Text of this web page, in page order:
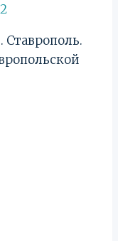
Ставрополь.